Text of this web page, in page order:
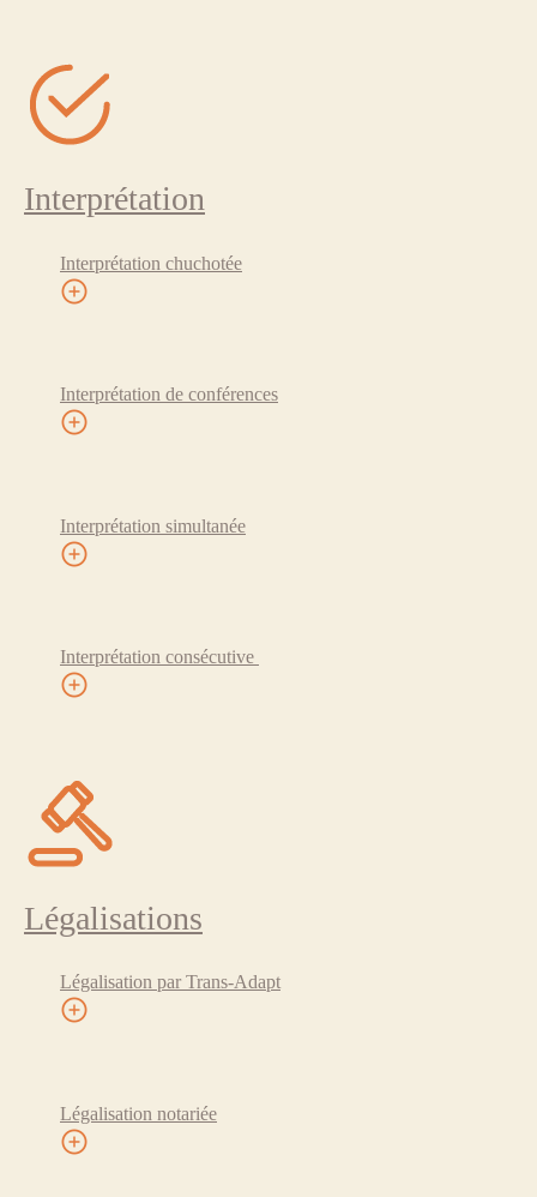
Interprétation
Interprétation chuchotée
Interprétation de conférences
Interprétation simultanée
Interprétation consécutive
Légalisations
Légalisation par Trans-Adapt
Légalisation notariée